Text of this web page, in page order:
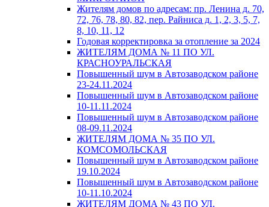
Жителям домов по адресам: пр. Ленина д. 70,
72, 76, 78, 80, 82, пер. Райниса д. 1, 2, 3, 5, 7,
8, 10, 11, 12
Годовая корректировка за отопление за 2024
ЖИТЕЛЯМ ДОМА № 11 ПО УЛ.
КРАСНОУРАЛЬСКАЯ
Повышенный шум в Автозаводском районе
23-24.11.2024
Повышенный шум в Автозаводском районе
10-11.11.2024
Повышенный шум в Автозаводском районе
08-09.11.2024
ЖИТЕЛЯМ ДОМА № 35 ПО УЛ.
КОМСОМОЛЬСКАЯ
Повышенный шум в Автозаводском районе
19.10.2024
Повышенный шум в Автозаводском районе
10-11.10.2024
ЖИТЕЛЯМ ДОМА № 43 ПО УЛ.